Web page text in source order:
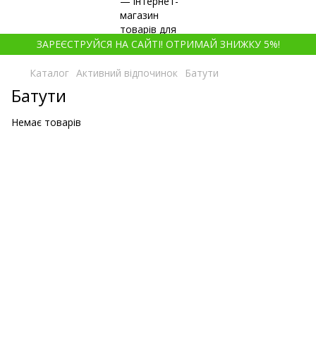
ЗАРЕЄСТРУЙСЯ НА САЙТІ! ОТРИМАЙ ЗНИЖКУ 5%!
Каталог Активний відпочинок Батути
Батути
Немає товарів